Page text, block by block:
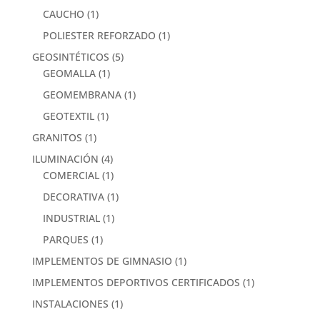
CAUCHO (1)
POLIESTER REFORZADO (1)
GEOSINTÉTICOS (5)
GEOMALLA (1)
GEOMEMBRANA (1)
GEOTEXTIL (1)
GRANITOS (1)
ILUMINACIÓN (4)
COMERCIAL (1)
DECORATIVA (1)
INDUSTRIAL (1)
PARQUES (1)
IMPLEMENTOS DE GIMNASIO (1)
IMPLEMENTOS DEPORTIVOS CERTIFICADOS (1)
INSTALACIONES (1)